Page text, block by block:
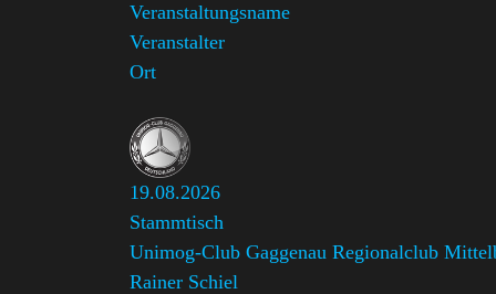
Veranstaltungsname
Veranstalter
Ort
19.08.2026
Stammtisch
Unimog-Club Gaggenau Regionalclub
Rainer Schiel